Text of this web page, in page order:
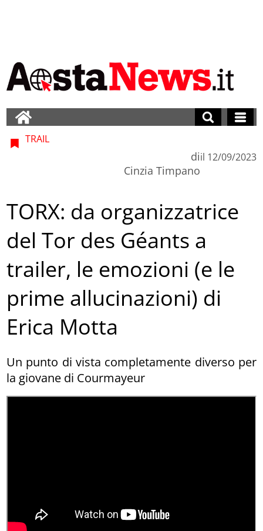
TRAIL
di
Cinzia Timpano
il 12/09/2023
TORX: da organizzatrice
del Tor des Géants a
trailer, le emozioni (e le
prime allucinazioni) di
Erica Motta
Un punto di vista completamente diverso per
la giovane di Courmayeur